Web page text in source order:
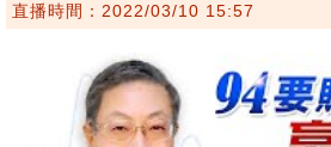
直播時間：2022/03/10 15:57